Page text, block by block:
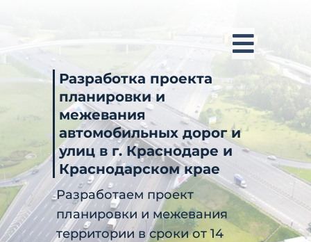
Разработка проекта
планировки и
межевания
автомобильных дорог и
улиц в г. Краснодаре и
Краснодарском крае
Разработаем проект
планировки и межевания
территории в сроки от 14